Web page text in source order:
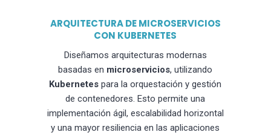
ARQUITECTURA DE MICROSERVICIOS
CON KUBERNETES
Diseñamos arquitecturas modernas
basadas en microservicios, utilizando
Kubernetes para la orquestación y gestión
de contenedores. Esto permite una
implementación ágil, escalabilidad horizontal
y una mayor resiliencia en las aplicaciones